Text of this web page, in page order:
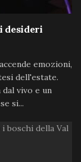
desideri
emozioni,
dell'estate.
vivo e un
si...